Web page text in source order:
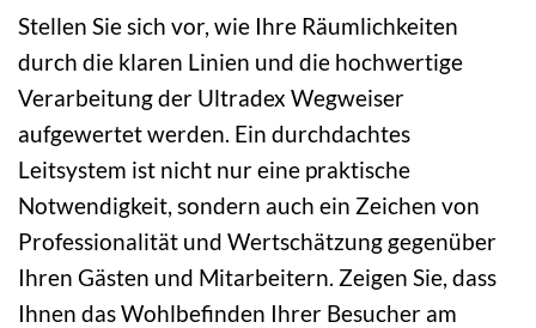
Stellen Sie sich vor, wie Ihre Räumlichkeiten
durch die klaren Linien und die hochwertige
Verarbeitung der Ultradex Wegweiser
aufgewertet werden. Ein durchdachtes
Leitsystem ist nicht nur eine praktische
Notwendigkeit, sondern auch ein Zeichen von
Professionalität und Wertschätzung gegenüber
Ihren Gästen und Mitarbeitern. Zeigen Sie, dass
Ihnen das Wohlbefinden Ihrer Besucher am